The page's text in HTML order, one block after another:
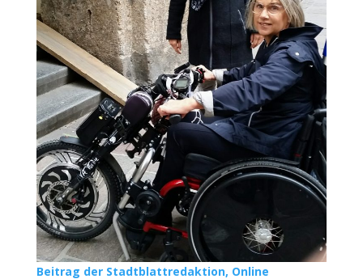
Beitrag der Stadtblattredaktion, Online